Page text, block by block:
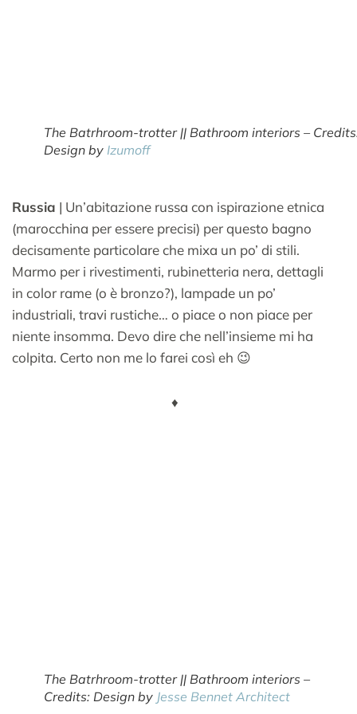
The Batrhroom-trotter || Bathroom interiors –
Design by Izumoff
Russia | Un’abitazione russa con ispirazione etnica
(marocchina per essere precisi) per questo bagno
decisamente particolare che mixa un po’ di stili.
Marmo per i rivestimenti, rubinetteria nera, dettagli
in color rame (o è bronzo?), lampade un po’
industriali, travi rustiche… o piace o non piace per
niente insomma. Devo dire che nell’insieme mi ha
colpita. Certo non me lo farei così eh 😉
♦
The Batrhroom-trotter || Bathroom interiors –
Credits: Design by Jesse Bennet Architect